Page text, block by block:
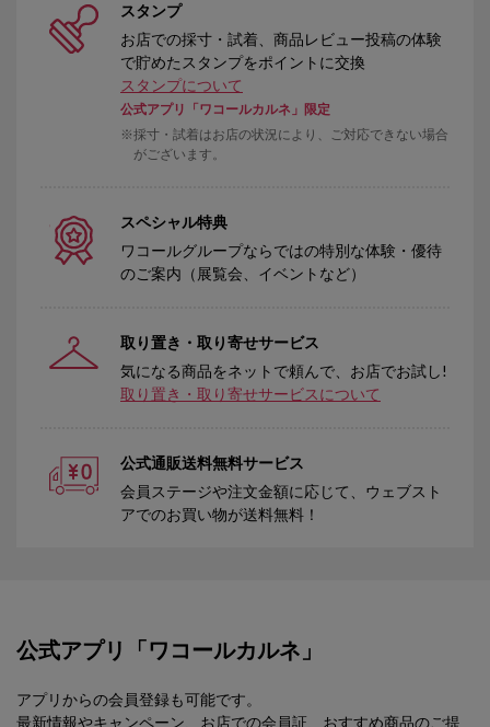
スタンプ
お店での採寸・試着、商品レビュー投稿の体験
で貯めたスタンプをポイントに交換
スタンプについて
公式アプリ「ワコールカルネ」限定
採寸・試着はお店の状況により、ご対応できない場合
がございます。
スペシャル特典
ワコールグループならではの特別な体験・優待
のご案内（展覧会、イベントなど）
取り置き・取り寄せサービス
気になる商品をネットで頼んで、お店でお試し!
取り置き・取り寄せサービスについて
公式通販送料無料サービス
会員ステージや注文金額に応じて、ウェブスト
アでのお買い物が送料無料！
公式アプリ「ワコールカルネ」
アプリからの会員登録も可能です。
最新情報やキャンペーン、お店での会員証、おすすめ商品のご提